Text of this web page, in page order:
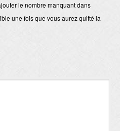
le nombre manquant dans
une fois que vous aurez quitté la